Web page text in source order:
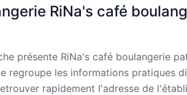
RiNa's café
présente RiNa's café boulangerie
regroupe les informations pratiques
rapidement l'adresse de